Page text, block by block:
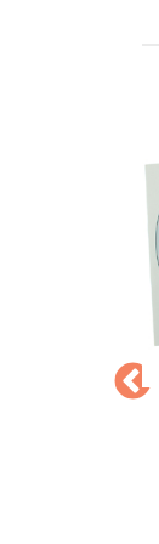
nazionale